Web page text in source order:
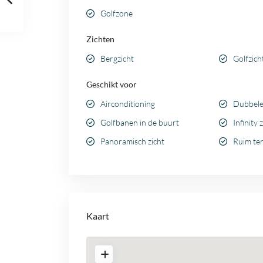
Golfzone
Zichten
Bergzicht
Geschikt voor
Airconditioning
Golfbanen in de buurt
Infinity
Panoramisch zicht
Ruim
Kaart